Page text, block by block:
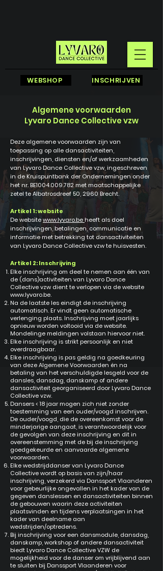
INSCHRIJVEN
WEBSHOP INSCHRIJVEN
Algemene voorwaarden
Lyvaro Dance Collective vzw
Deze algemene voorwaarden zijn van
toepassing op alle dansactiviteiten,
inschrijvingen, diensten en/of werkzaamheden
van Lyvaro Dance Collective vzw, ingeschreven
in de Kruispuntbank der Ondernemingen onder
het nr. BE1004.009.782 met maatschappelijke
zetel te Albatrosdreef 50, 2960 Brecht.
Artikel 1: website
De websitewww.lyvaro.beheeft als doel
inschrijvingen, betalingen, communicatie en
informatie met betrekking tot dansactiviteiten
van Lyvaro Dance Collective vzw te huisvesten.
Artikel 2: Inschrijving
Elke inschrijving om deel te nemen aan één van
de (dans)activiteiten van Lyvaro Dance
Collective vzw dient te verlopen via de website
www.lyvaro.be.
Na de laatste les eindigt de inschrijving
automatisch. Er vindt geen automatische
verlenging plaats. Inschrijving moet jaarlijks
opnieuw worden voltooid via de website.
Mondelinge meldingen volstaan hiervoor niet.
Elke inschrijving is strikt persoonlijk en niet
overdraagbaar.
Elke inschrijving is pas geldig na goedkeuring
van deze Algemene Voorwaarden én na
betaling van het verschuldigde lesgeld voor de
dansles, dansdag, danskamp of andere
dansactiviteit georganiseerd door Lyvaro Dance
Collective vzw.
Dansers < 18 jaar mogen zich niet zonder
toestemming van een ouder/voogd inschrijven.
De ouder/voogd, die de overeenkomst voor de
minderjarige aangaat, is verantwoordelijk voor
de gevolgen van deze inschrijving en dit in
overeenstemming met de bij de inschrijving
goedgekeurde en aanvaarde algemene
voorwaarden.
Elke wedstrijddanser van Lyvaro Dance
Collective wordt op basis van zijn/haar
inschrijving, verzekerd via Danssport Vlaanderen
voor gebeurlijke ongevallen in het kader van de
gegeven danslessen en dansactiviteiten binnen
de gebouwen waarin deze activiteiten
plaatsvinden en tijdens verplaatsingen in het
kader van deelname aan
wedstrijden/optredens.
Bij inschrijving voor een dansmodule, dansdag,
danskamp, workshop of andere dansactiviteit
biedt Lyvaro Dance Collective VZW de
mogelijkheid voor de danser om vrijblijvend aan
te sluiten bij Danssport Vlaanderen voor